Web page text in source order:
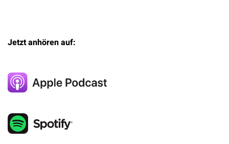
Jetzt anhören auf: